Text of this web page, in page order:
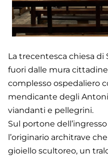
La trecentesca chiesa di
fuori dalle mura
complesso ospedaliero
mendicante degli
viandanti e pellegrini.
Sul portone
l’originario architrave
gioiello scultoreo, un